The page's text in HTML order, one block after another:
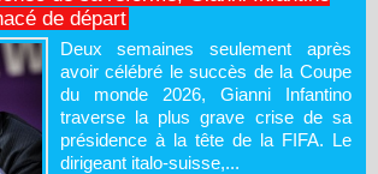
de départ
Deux semaines seulement après
avoir célébré le succès de la Coupe
du monde 2026, Gianni Infantino
traverse la plus grave crise de sa
présidence à la tête de la FIFA. Le
dirigeant italo-suisse,...